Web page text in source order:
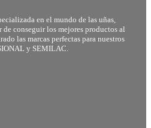
en el mundo de las uñas,
conseguir los mejores productos al
las marcas perfectas para nuestros
y SEMILAC.